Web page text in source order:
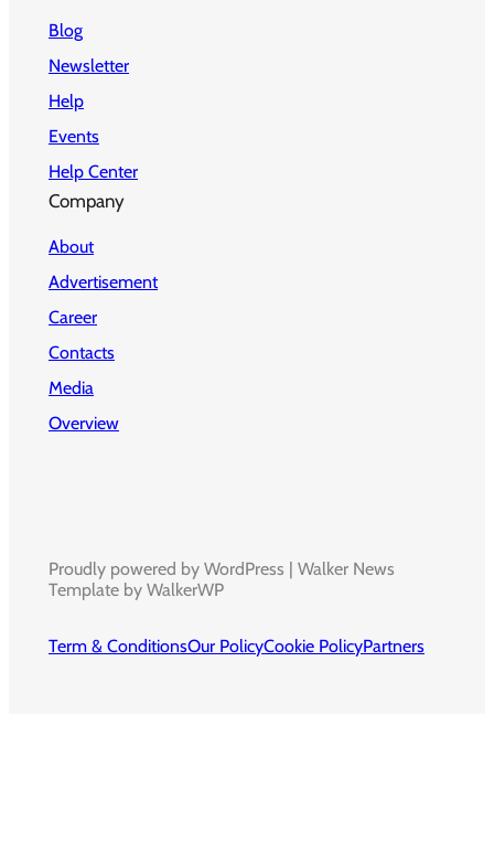
Blog
Newsletter
Help
Events
Help Center
Company
About
Advertisement
Career
Contacts
Media
Overview
Proudly powered by WordPress | Walker News
Template by WalkerWP
Term & ConditionsOur PolicyCookie PolicyPartners